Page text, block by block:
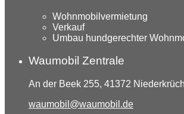
Wohnmobilvermietung
Verkauf
Umbau hundgerechter
Waumobil Zentrale
An der Beek 255, 41372
waumobil@waumobil.de